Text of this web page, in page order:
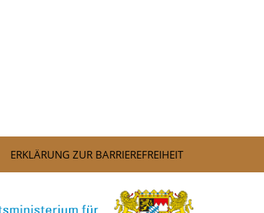
ERKLÄRUNG ZUR BARRIEREFREIHEIT